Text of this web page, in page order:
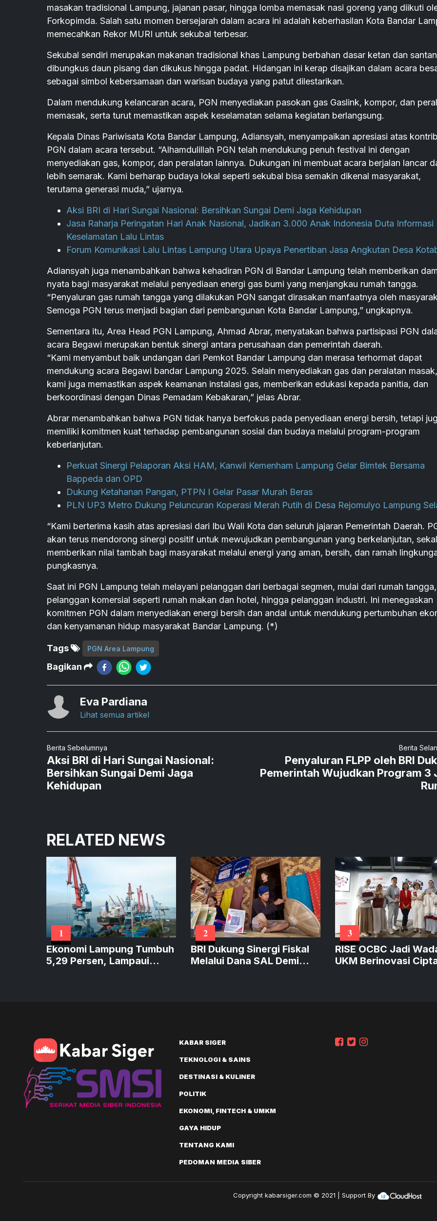
masakan tradisional Lampung, jajanan pasar, hingga lomba memasak nasi goreng yang diikuti
Forkopimda. Salah satu momen bersejarah dalam acara ini adalah keberhasilan Kota Bandar
memecahkan Rekor MURI untuk sekubal terbesar.
Sekubal sendiri merupakan makanan tradisional khas Lampung berbahan dasar ketan dan
dibungkus daun pisang dan dikukus hingga padat. Hidangan ini kerap disajikan dalam acara
sebagai simbol kebersamaan dan warisan budaya yang patut dilestarikan.
Dalam mendukung kelancaran acara, PGN menyediakan pasokan gas Gaslink, kompor, dan
memasak, serta turut memastikan aspek keselamatan selama kegiatan berlangsung.
Kepala Dinas Pariwisata Kota Bandar Lampung, Adiansyah, menyampaikan apresiasi atas
PGN dalam acara tersebut. “Alhamdulillah PGN telah mendukung penuh festival ini dengan
menyediakan gas, kompor, dan peralatan lainnya. Dukungan ini membuat acara berjalan lancar
lebih semarak. Kami berharap budaya lokal seperti sekubal bisa semakin dikenal masyarakat,
terutama generasi muda,” ujarnya.
Aksi BRI di Hari Sungai Nasional: Bersihkan Sungai Demi Jaga Kehidupan
Jasa Raharja Peringatan Hari Anak Nasional, Jadikan 3.000 Anak Indonesia Duta Informasi
Keselamatan Lalu Lintas
Forum Komunikasi Lalu Lintas Lampung Utara Upaya Penertiban Jasa Angkutan Desa
Adiansyah juga menambahkan bahwa kehadiran PGN di Bandar Lampung telah memberikan
nyata bagi masyarakat melalui penyediaan energi gas bumi yang menjangkau rumah tangga.
“Penyaluran gas rumah tangga yang dilakukan PGN sangat dirasakan manfaatnya oleh
Semoga PGN terus menjadi bagian dari pembangunan Kota Bandar Lampung,” ungkapnya.
Sementara itu, Area Head PGN Lampung, Ahmad Abrar, menyatakan bahwa partisipasi PGN
acara Begawi merupakan bentuk sinergi antara perusahaan dan pemerintah daerah.
“Kami menyambut baik undangan dari Pemkot Bandar Lampung dan merasa terhormat dapat
mendukung acara Begawi bandar Lampung 2025. Selain menyediakan gas dan peralatan masak,
kami juga memastikan aspek keamanan instalasi gas, memberikan edukasi kepada panitia, dan
berkoordinasi dengan Dinas Pemadam Kebakaran,” jelas Abrar.
Abrar menambahkan bahwa PGN tidak hanya berfokus pada penyediaan energi bersih, tetapi
memiliki komitmen kuat terhadap pembangunan sosial dan budaya melalui program-program
keberlanjutan.
Perkuat Sinergi Pelaporan Aksi HAM, Kanwil Kemenham Lampung Gelar Bimtek Bersama
Bappeda dan OPD
Dukung Ketahanan Pangan, PTPN I Gelar Pasar Murah Beras
PLN UP3 Metro Dukung Peluncuran Koperasi Merah Putih di Desa Rejomulyo Lampung
“Kami berterima kasih atas apresiasi dari Ibu Wali Kota dan seluruh jajaran Pemerintah Daerah.
akan terus mendorong sinergi positif untuk mewujudkan pembangunan yang berkelanjutan,
memberikan nilai tambah bagi masyarakat melalui energi yang aman, bersih, dan ramah
pungkasnya.
Saat ini PGN Lampung telah melayani pelanggan dari berbagai segmen, mulai dari rumah tangga,
pelanggan komersial seperti rumah makan dan hotel, hingga pelanggan industri. Ini menegaskan
komitmen PGN dalam menyediakan energi bersih dan andal untuk mendukung pertumbuhan
dan kenyamanan hidup masyarakat Bandar Lampung. (*)
Tags PGN Area Lampung
Bagikan
Eva Pardiana
Lihat semua artikel
Berita Sebelumnya
Aksi BRI di Hari Sungai Nasional:
Bersihkan Sungai Demi Jaga
Kehidupan
Berita
Penyaluran FLPP oleh BRI
Pemerintah Wujudkan Program 3
RELATED NEWS
1
Ekonomi Lampung Tumbuh
5,29 Persen, Lampaui
2
BRI Dukung Sinergi Fiskal
Melalui Dana SAL Demi
3
RISE OCBC Jadi
UKM Berinovasi
KABAR SIGER
TEKNOLOGI & SAINS
DESTINASI & KULINER
POLITIK
EKONOMI, FINTECH & UMKM
GAYA HIDUP
TENTANG KAMI
PEDOMAN MEDIA SIBER
Copyright kabarsiger.com © 2021 | Support By